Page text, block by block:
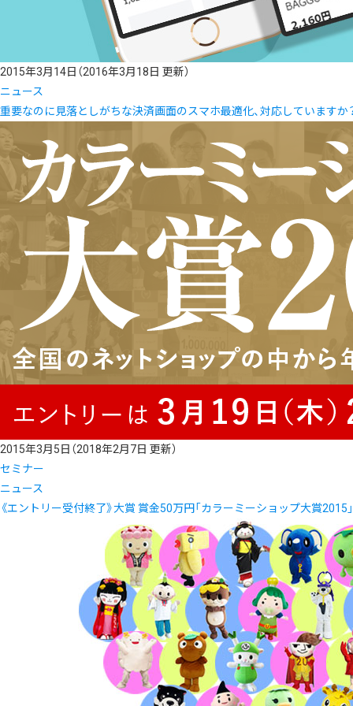
2015年3月14日 （2016年3月18日 更新）
ニュース
重要なのに見落としがちな決済画面のスマホ最適化、対応していますか
2015年3月5日 （2018年2月7日 更新）
セミナー
ニュース
《エントリー受付終了》大賞 賞金50万円「カラーミーショップ大賞2015」